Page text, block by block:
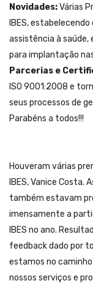
Novidades:Várias
IBES,
assistência à
para implantação
Parcerias e
ISO 9001:2008 e
seus processos de
Parabéns a todos!!!
Houveram várias
IBES, Vanice Costa.
também estavam
imensamente a
IBES no ano.
feedback dado por
estamos no
nossos serviços e